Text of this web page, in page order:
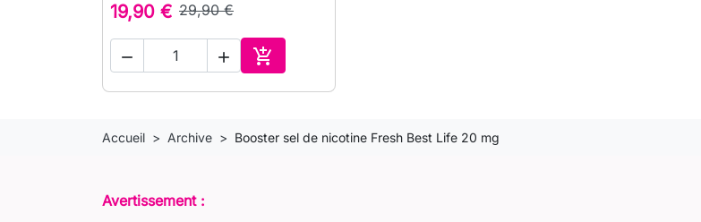
19,90 € 29,90 €
  
Ajouter au panier
Accueil Archive Booster sel de nicotine Fresh Best Life 20 mg
Avertissement :